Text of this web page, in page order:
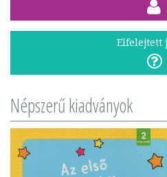
Elfelejtett
Népszerű kiadványok